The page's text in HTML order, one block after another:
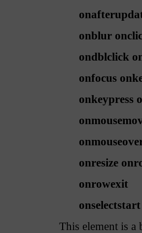
onblur
ondblclick
onfocus
onkeypress
onresize
onrowexit
onselectstart
This element is a